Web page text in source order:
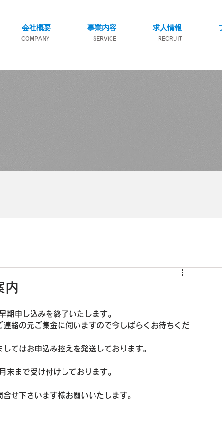
会社概要 事業内容 求人情報
COMPANY SERVICE RECRUIT
内
申し込みを終了いたします。
絡の元ご集金に伺いますので今しばらくお待ちくだ
てはお申込み控えを発送しております。
まで受け付けしております。
せ下さいます様お願いいたします。